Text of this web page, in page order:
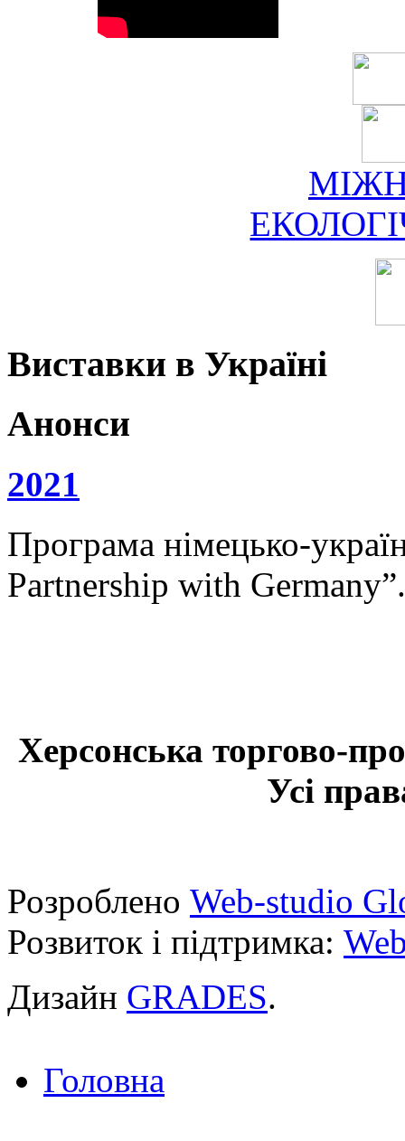
Виставки в Україні
Анонси
2021
Програма німецько-
Partnership with
Херсонська торгово-
Усі
Розроблено Web-studio
Розвиток і підтримка:
Дизайн GRADES.
Головна